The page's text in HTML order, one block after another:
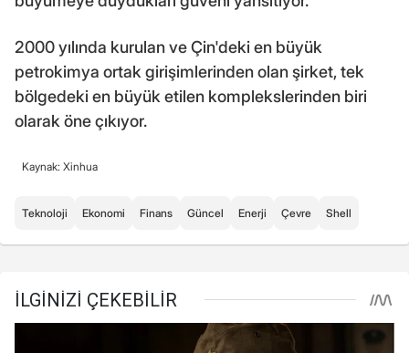
2000 yılında kurulan ve Çin'deki en büyük
petrokimya ortak girişimlerinden olan şirket, tek
bölgedeki en büyük etilen komplekslerinden biri
olarak öne çıkıyor.
Kaynak: Xinhua
Teknoloji Ekonomi Finans Güncel Enerji Çevre Shell